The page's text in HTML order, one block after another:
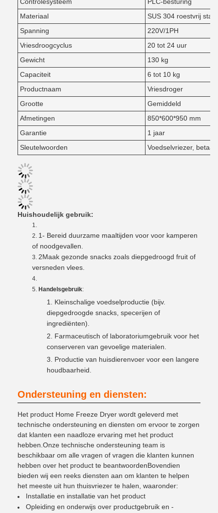
Materiaal
SUS 304 roestvrij staal
Spanning
220V/1PH
Vriesdroogcyclus
20 tot 24 uur
Gewicht
130 kg
Capaciteit
6 tot 10 kg
Productnaam
Vriesdroger
Grootte
Gemiddeld
Afmetingen
850*600*950 mm
Garantie
1 jaar
Sleutelwoorden
Voedselvriezer,
Huishoudelijk gebruik:
1- Bereid duurzame maaltijden voor voor kamperen
of noodgevallen.
2Maak gezonde snacks zoals diepgedroogd fruit of
versneden vlees.
Handelsgebruik:
Kleinschalige voedselproductie (bijv.
diepgedroogde snacks, specerijen of
ingrediënten).
Farmaceutisch of laboratoriumgebruik voor het
conserveren van gevoelige materialen.
Productie van huisdierenvoer voor een langere
houdbaarheid.
Ondersteuning en diensten:
Het product Home Freeze Dryer wordt geleverd met
technische ondersteuning en diensten om ervoor te zorgen
dat klanten een naadloze ervaring met het product
hebben.Onze technische ondersteuning team is
beschikbaar om alle vragen of vragen die klanten kunnen
hebben over het product te beantwoordenBovendien
bieden wij een reeks diensten aan om klanten te helpen
het meeste uit hun thuisvriezer te halen, waaronder:
Installatie en installatie van het product
Opleiding en onderwijs over productgebruik en -